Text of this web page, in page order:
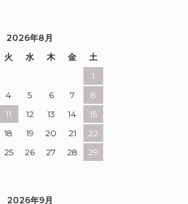
2026年8月
火 水 木 金
土
1
4 5 6 7
8
11 12 13 14
15
18 19 20 21
22
25 26 27 28
29
2026年9月